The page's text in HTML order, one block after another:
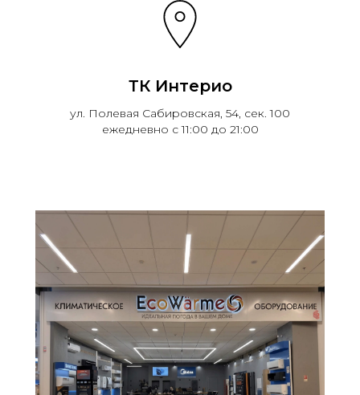
ТК Интерио
ул. Полевая Сабировская, 54, сек. 100
ежедневно с 11:00 до 21:00